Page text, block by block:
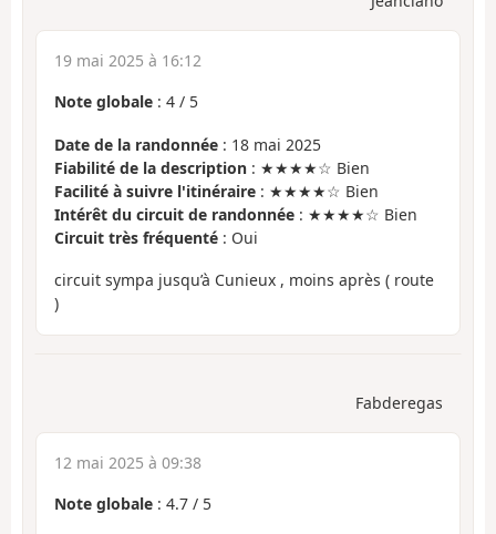
19 mai 2025 à 16:12
Note globale : 4 / 5
Date de la randonnée : 18 mai 2025
Fiabilité de la description : ★★★★☆ Bien
Facilité à suivre l'itinéraire : ★★★★☆ Bien
Intérêt du circuit de randonnée : ★★★★☆ Bien
Circuit très fréquenté : Oui
circuit sympa jusqu’à Cunieux , moins après ( route
)
Fabderegas
12 mai 2025 à 09:38
Note globale : 4.7 / 5